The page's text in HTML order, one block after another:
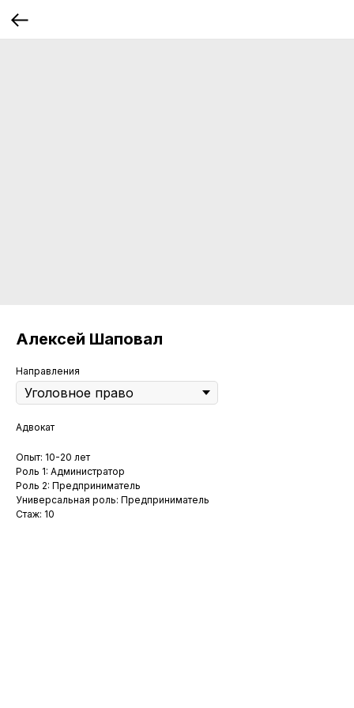
Алексей Шаповал
Направления
Адвокат
Опыт: 10-20 лет
Роль 1: Администратор
Роль 2: Предприниматель
Универсальная роль: Предприниматель
Стаж: 10